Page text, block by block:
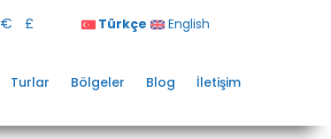
€ £ Türkçe English
Turlar Bölgeler Blog İletişim